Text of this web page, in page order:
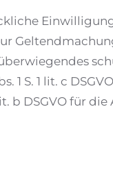
zur
1 S. 1 lit. c
b DSGVO für